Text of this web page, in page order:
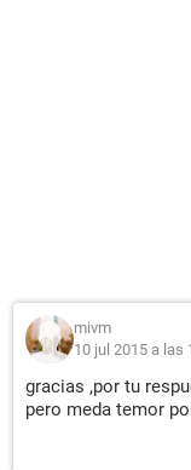
mivm
10 jul 2015 a las
gracias ,por tu
pero meda temor